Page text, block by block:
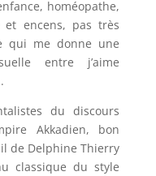
homéopathe,
et encens, pas très
qui me donne une
entre j’aime
du discours
Akkadien, bon
de Delphine Thierry
classique du style